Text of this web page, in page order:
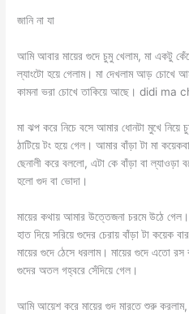
জানি না যা
আমি আবার মায়ের গুদে চুমু খেলাম, মা একটু
ল্যাংটো হয়ে গেলাম। মা দেখলাম আড় চোখে
কামনা ভরা চোখে তাকিয়ে আছে। didi ma
মা ঝপ করে নিচে বসে আমার ধোনটা মুখে নিয়ে
ঠাটিয়ে টং হয়ে গেল। আমার বাঁড়া টা মা
ছেনালী করে বললো, এটা কে বাঁড়া বা
হলো গুদ বা ভোদা।
মায়ের কথায় আমার উত্তেজনা চরমে উঠে
হাত দিয়ে সরিয়ে গুদের চেরায় বাঁড়া টা কয়েক
মায়ের গুদে ঠেসে ধরলাম। মায়ের গুদে এতো রস
গুদের অতল গহ্বরে সেঁদিয়ে গেল।
আমি আয়েশ করে মায়ের গুদ মারতে শুরু